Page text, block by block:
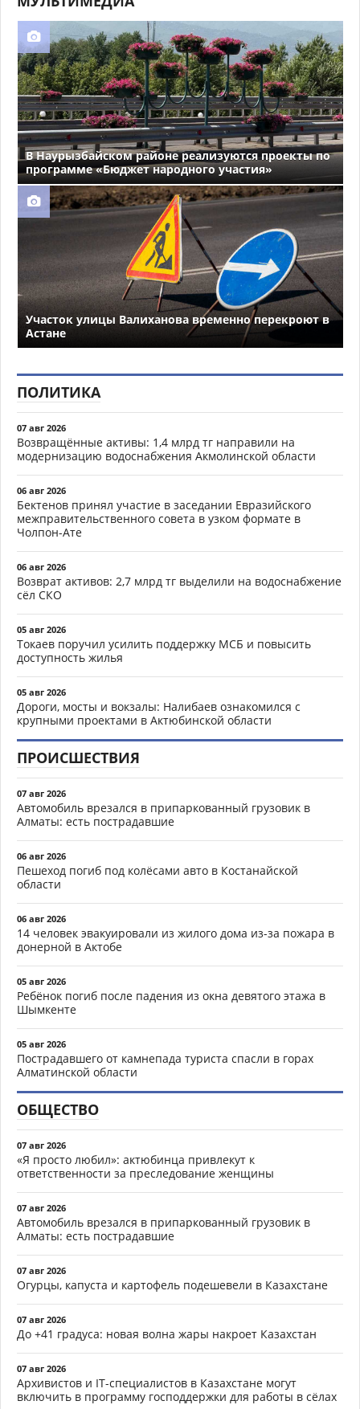
В Наурызбайском районе реализуются проекты по
программе «Бюджет народного участия»
Участок улицы Валиханова временно перекроют в
Астане
ПОЛИТИКА
07 авг 2026
Возвращённые активы: 1,4 млрд тг направили на
модернизацию водоснабжения Акмолинской области
06 авг 2026
Бектенов принял участие в заседании Евразийского
межправительственного совета в узком формате в
Чолпон-Ате
06 авг 2026
Возврат активов: 2,7 млрд тг выделили на водоснабжение
сёл СКО
05 авг 2026
Токаев поручил усилить поддержку МСБ и повысить
доступность жилья
05 авг 2026
Дороги, мосты и вокзалы: Налибаев ознакомился с
крупными проектами в Актюбинской области
ПРОИСШЕСТВИЯ
07 авг 2026
Автомобиль врезался в припаркованный грузовик в
Алматы: есть пострадавшие
06 авг 2026
Пешеход погиб под колёсами авто в Костанайской
области
06 авг 2026
14 человек эвакуировали из жилого дома из-за пожара в
донерной в Актобе
05 авг 2026
Ребёнок погиб после падения из окна девятого этажа в
Шымкенте
05 авг 2026
Пострадавшего от камнепада туриста спасли в горах
Алматинской области
ОБЩЕСТВО
07 авг 2026
«Я просто любил»: актюбинца привлекут к
ответственности за преследование женщины
07 авг 2026
Автомобиль врезался в припаркованный грузовик в
Алматы: есть пострадавшие
07 авг 2026
Огурцы, капуста и картофель подешевели в Казахстане
07 авг 2026
До +41 градуса: новая волна жары накроет Казахстан
07 авг 2026
Архивистов и IT-специалистов в Казахстане могут
включить в программу господдержки для работы в сёлах